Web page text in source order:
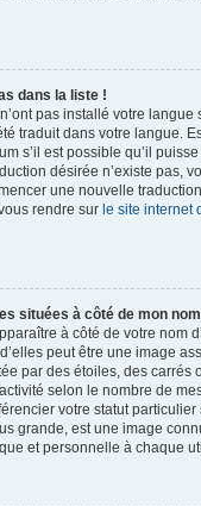
dans la liste !
pas installé votre langue
traduit dans votre langue.
s’il est possible qu’il
désirée n’existe pas,
une nouvelle
rendre sur le site internet
situées à côté de mon
à côté de votre nom
peut être une image
par des étoiles, des carrés
selon le nombre de
votre statut particulier
grande, est une image
et personnelle à chaque